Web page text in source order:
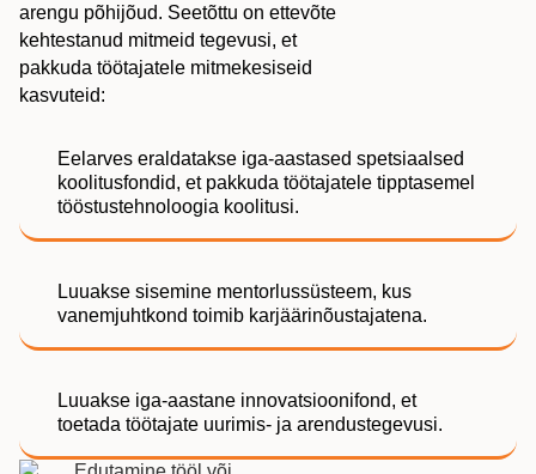
arengu põhijõud. Seetõttu on ettevõte
kehtestanud mitmeid tegevusi, et
pakkuda töötajatele mitmekesiseid
kasvuteid:
Eelarves eraldatakse iga-aastased spetsiaalsed
koolitusfondid, et pakkuda töötajatele tipptasemel
tööstustehnoloogia koolitusi.
Luuakse sisemine mentorlussüsteem, kus
vanemjuhtkond toimib karjäärinõustajatena.
Luuakse iga-aastane innovatsioonifond, et
toetada töötajate uurimis- ja arendustegevusi.